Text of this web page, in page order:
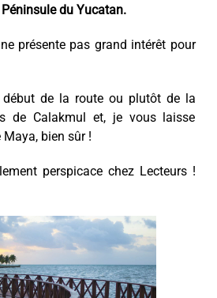
Péninsule du Yucatan.
présente pas grand intérêt pour
de la route ou plutôt de la
de Calakmul et, je vous laisse
bien sûr !
perspicace chez Lecteurs !